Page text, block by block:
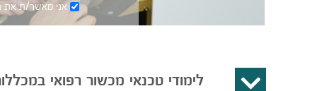
אני מאשר/ת את
לימודי טכנאי מכשור רפואי